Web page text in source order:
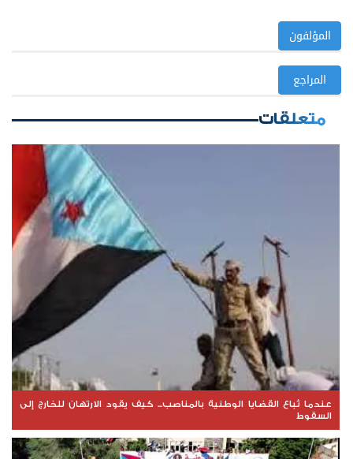
المؤلفون
المراجع
متعلقات
عندما تُباع القضايا الوطنية بالمناصب... كيف يقود الارتهان للخارج إلى
السقوط